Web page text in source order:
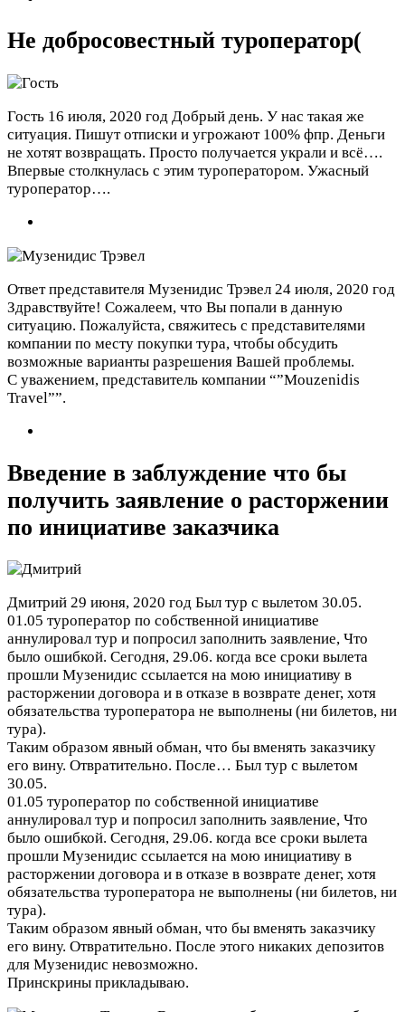
Не добросовестный туроператор(
Гость 16 июля, 2020 год Добрый день. У нас такая же
ситуация. Пишут отписки и угрожают 100% фпр. Деньги
не хотят возвращать. Просто получается украли и всё….
Впервые столкнулась с этим туроператором. Ужасный
туроператор….
Ответ представителя Музенидис Трэвел 24 июля, 2020 год
Здравствуйте! Сожалеем, что Вы попали в данную
ситуацию. Пожалуйста, свяжитесь с представителями
компании по месту покупки тура, чтобы обсудить
возможные варианты разрешения Вашей проблемы.
С уважением, представитель компании “”Mouzenidis
Travel””.
Введение в заблуждение что бы
получить заявление о расторжении
по инициативе заказчика
Дмитрий 29 июня, 2020 год Был тур с вылетом 30.05.
01.05 туроператор по собственной инициативе
аннулировал тур и попросил заполнить заявление, Что
было ошибкой. Сегодня, 29.06. когда все сроки вылета
прошли Музенидис ссылается на мою инициативу в
расторжении договора и в отказе в возврате денег, хотя
обязательства туроператора не выполнены (ни билетов, ни
тура).
Таким образом явный обман, что бы вменять заказчику
его вину. Отвратительно. После… Был тур с вылетом
30.05.
01.05 туроператор по собственной инициативе
аннулировал тур и попросил заполнить заявление, Что
было ошибкой. Сегодня, 29.06. когда все сроки вылета
прошли Музенидис ссылается на мою инициативу в
расторжении договора и в отказе в возврате денег, хотя
обязательства туроператора не выполнены (ни билетов, ни
тура).
Таким образом явный обман, что бы вменять заказчику
его вину. Отвратительно. После этого никаких депозитов
для Музенидис невозможно.
Принскрины прикладываю.